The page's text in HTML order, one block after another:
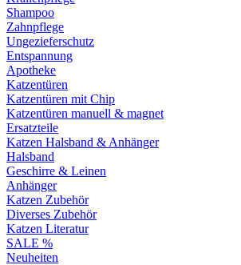
Shampoo
Zahnpflege
Ungezieferschutz
Entspannung
Apotheke
Katzentüren
Katzentüren mit Chip
Katzentüren manuell & magnet
Ersatzteile
Katzen Halsband & Anhänger
Halsband
Geschirre & Leinen
Anhänger
Katzen Zubehör
Diverses Zubehör
Katzen Literatur
SALE %
Neuheiten